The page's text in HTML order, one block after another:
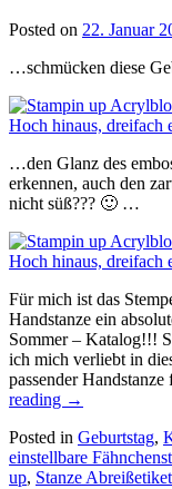
Posted on 22. Januar
…schmücken diese
…den Glanz des
erkennen, auch den
nicht süß??? 🙂 …
Für mich ist das
Handstanze ein
Sommer – Katalog!!!
ich mich verliebt in
passender
reading „Eine
→
Posted in Geburtstag,
einstellbare
up, Stanze